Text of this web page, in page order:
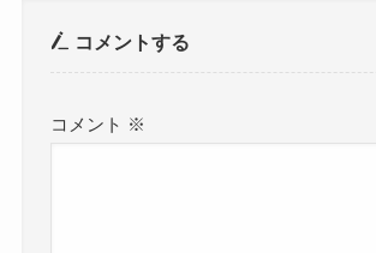
コメントする
コメント ※